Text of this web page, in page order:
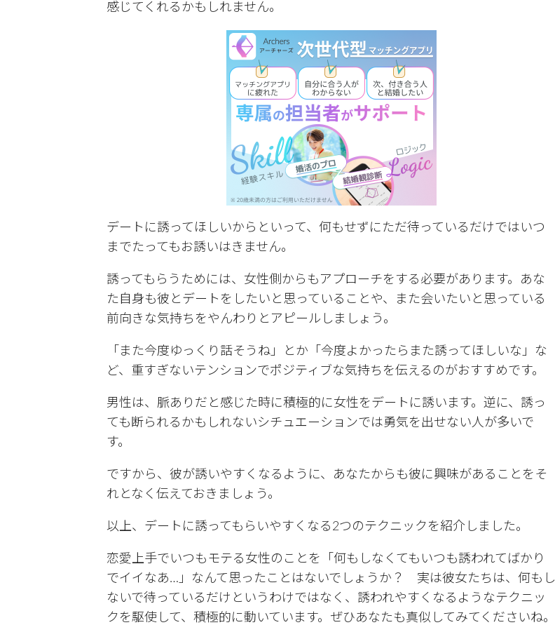
感じてくれるかもしれません。
デートに誘ってほしいからといって、何もせずにただ待っているだけではいつ
までたってもお誘いはきません。
誘ってもらうためには、女性側からもアプローチをする必要があります。あな
た自身も彼とデートをしたいと思っていることや、また会いたいと思っている
前向きな気持ちをやんわりとアピールしましょう。
「また今度ゆっくり話そうね」とか「今度よかったらまた誘ってほしいな」な
ど、重すぎないテンションでポジティブな気持ちを伝えるのがおすすめです。
男性は、脈ありだと感じた時に積極的に女性をデートに誘います。逆に、誘っ
ても断られるかもしれないシチュエーションでは勇気を出せない人が多いで
す。
ですから、彼が誘いやすくなるように、あなたからも彼に興味があることをそ
れとなく伝えておきましょう。
以上、デートに誘ってもらいやすくなる2つのテクニックを紹介しました。
恋愛上手でいつもモテる女性のことを「何もしなくてもいつも誘われてばかり
でイイなあ…」なんて思ったことはないでしょうか？ 実は彼女たちは、何もし
ないで待っているだけというわけではなく、誘われやすくなるようなテクニッ
クを駆使して、積極的に動いています。ぜひあなたも真似してみてくださいね。